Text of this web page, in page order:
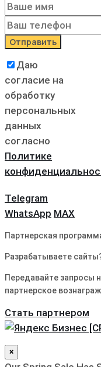
Даю
согласие на
обработку
персональных
данных
согласно
Политике
Telegram
WhatsApp MAX
Партнерская
Разрабатываете
Передавайте запросы
партнерское
Стать партнером
×